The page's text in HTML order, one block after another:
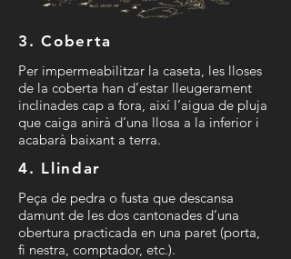
3. Coberta
Per impermeabilitzar la caseta, les lloses
de la coberta han d’estar lleugerament
inclinades cap a fora, així l’aigua de pluja
que caiga anirà d’una llosa a la inferior i
acabarà baixant a terra.
4. Llindar
Peça de pedra o fusta que descansa
damunt de les dos cantonades d’una
obertura practicada en una paret (porta,
fi nestra, comptador, etc.).